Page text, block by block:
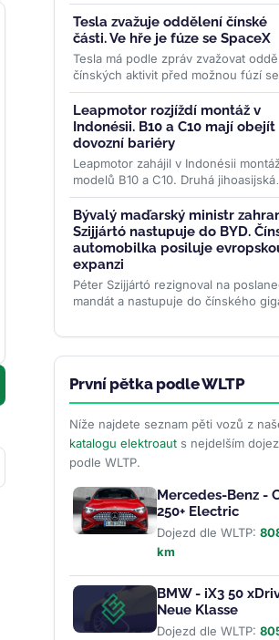
SUV ID. Aura T6. Nabízí LiDAR a
software vyvinutý s Horizon Robotics,
ale... >>
Tesla zvažuje oddělení čínské
části. Ve hře je fúze se SpaceX
Tesla má podle zpráv zvažovat
čínských aktivit před možnou fúzí se
SpaceX. Musk informaci popřel, ale
rozsah šanghajské...>>
Leapmotor rozjíždí montáž v
Indonésii. B10 a C10 mají obejít
dovozní bariéry
Leapmotor zahájil v Indonésii
modelů B10 a C10. Druhá jihoasijská
výrobní základna má snížit cenu
elektromobilů na trhu s...>>
Bývalý maďarský ministr
Szijjártó nastupuje do BYD.
automobilka posiluje
expanzi
Péter Szijjártó rezignoval na
mandát a nastupuje do čínského
kdy automobilka...>>
První pětka podle WLTP
Níže najdete seznam pěti vozů z
katalogu elektroauts nejdelším
podle WLTP.
Mercedes-Benz -
250+ Electric
Dojezd dle WLTP:
km
BMW - iX3 50
Neue Klasse
Dojezd dle WLTP: